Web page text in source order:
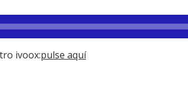
ivoox:pulse aquí